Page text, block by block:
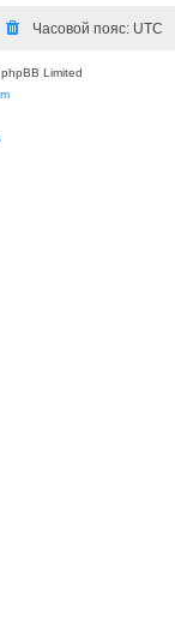
Часовой пояс: UTC
Limited